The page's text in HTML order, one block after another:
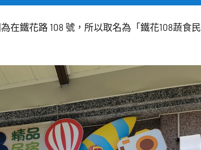
在鐵花路 108 號，所以取名為「鐵花108蔬食民